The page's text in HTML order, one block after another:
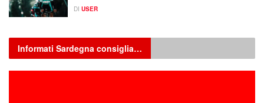
DI USER
Informati Sardegna consiglia…